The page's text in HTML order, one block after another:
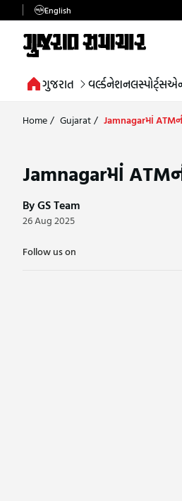
English
ગુજરાત વર્લ્ડનેશનલસ્પોર્ટ્સ
Home/ Gujarat/ Jamnagarમાં
Jamnagarમાં
By GS Team
26 Aug 2025
Follow us on